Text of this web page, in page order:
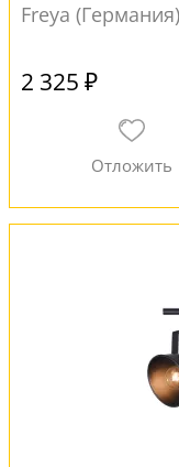
Freya (Германия)
2 325 ₽